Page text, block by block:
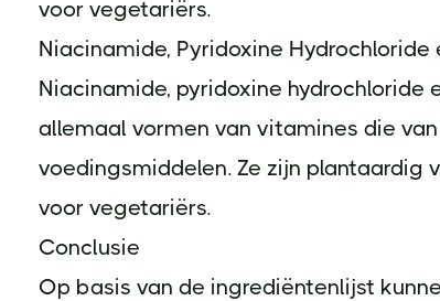
voor vegetariërs.
Niacinamide, Pyridoxine
Niacinamide, pyridoxine hydrochloride
allemaal vormen van vitamines die
voedingsmiddelen. Ze zijn plantaardig
voor vegetariërs.
Conclusie
Op basis van de ingrediëntenlijst